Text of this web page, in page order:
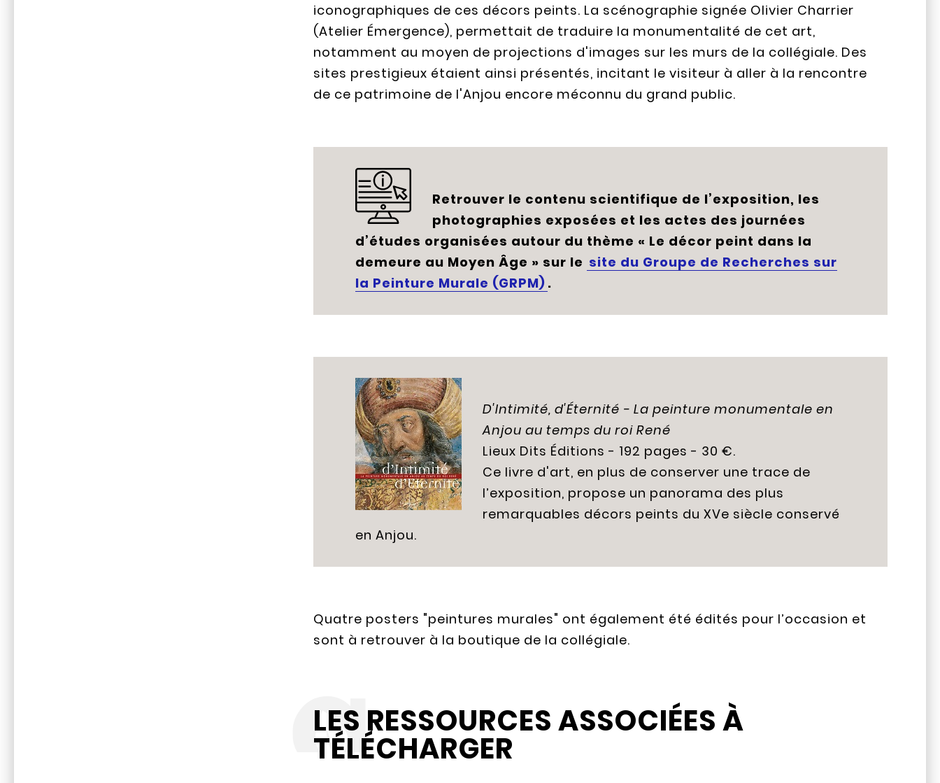
iconographiques de ces décors peints. La scénographie signée Olivier Charrier
(Atelier Émergence), permettait de traduire la monumentalité de cet art,
notamment au moyen de projections d'images sur les murs de la collégiale. Des
sites prestigieux étaient ainsi présentés, incitant le visiteur à aller à la rencontre
de ce patrimoine de l'Anjou encore méconnu du grand public.
Retrouver le contenu scientifique de l’exposition, les
photographies exposées et les actes des journées
d’études organisées autour du thème « Le décor peint dans la
demeure au Moyen Âge » sur le site du Groupe de Recherches sur
la Peinture Murale (GRPM) .
D'Intimité, d'Éternité - La peinture monumentale en
Anjou au temps du roi René
Lieux Dits Éditions - 192 pages - 30 €.
Ce livre d'art, en plus de conserver une trace de
l’exposition, propose un panorama des plus
remarquables décors peints du XVe siècle conservé
en Anjou.
Quatre posters "peintures murales" ont également été édités pour l’occasion et
sont à retrouver à la boutique de la collégiale.
LES RESSOURCES ASSOCIÉES À
TÉLÉCHARGER